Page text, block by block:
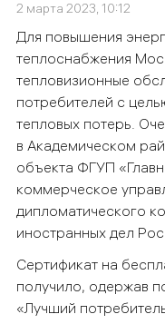
2 марта 2023, 10:12
Для повышения
теплоснабжения
тепловизионные
потребителей с
тепловых потерь.
в Академическом
объекта ФГУП
коммерческое
дипломатического
иностранных дел
Сертификат на
получило, одержав
«Лучший